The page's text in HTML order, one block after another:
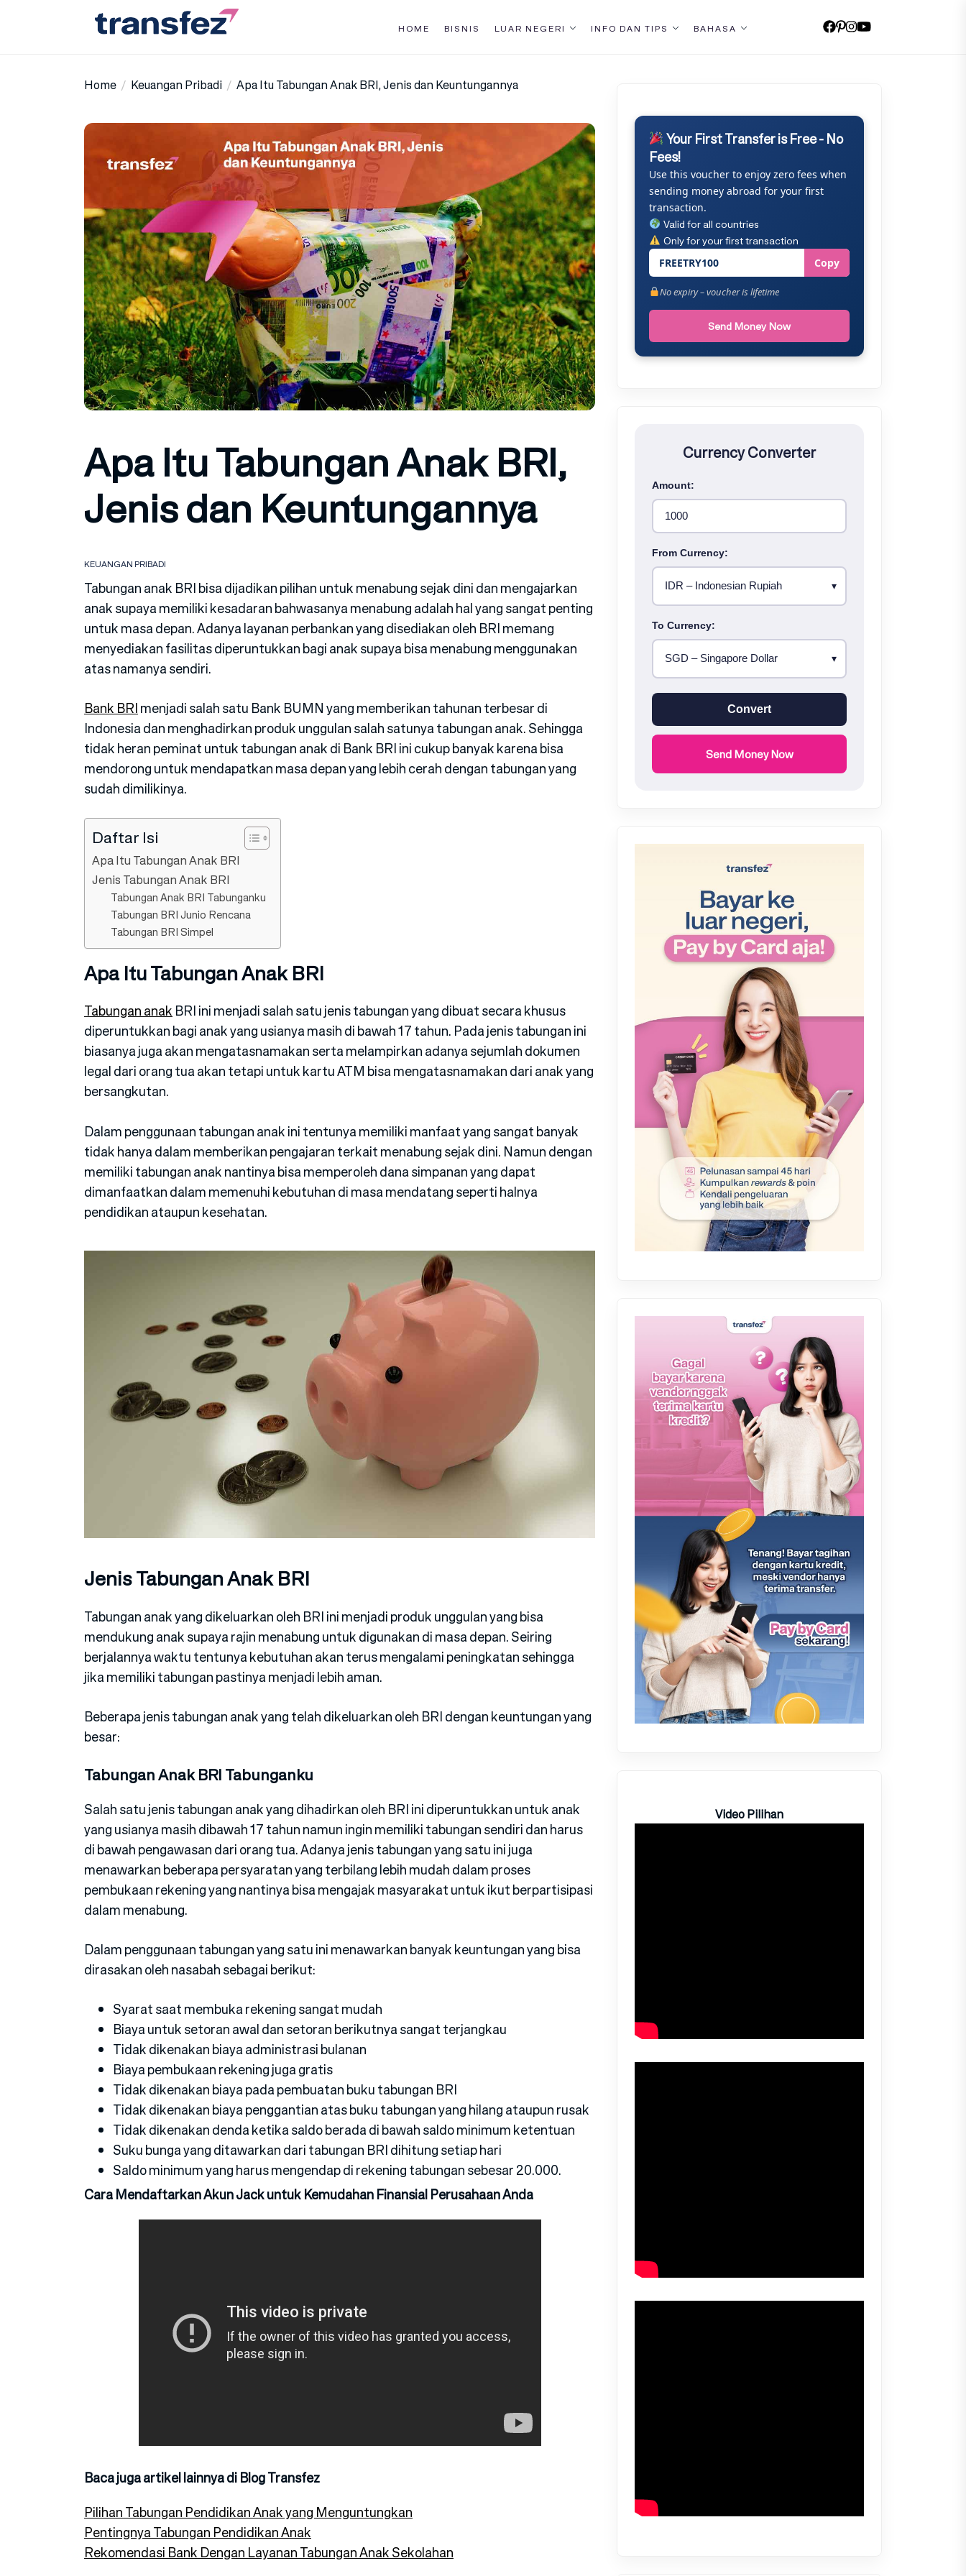
HOME BISNIS LUAR NEGERI INFO DAN TIPS BAHASA
Home Keuangan Pribadi Apa Itu Tabungan Anak BRI, Jenis dan Keuntungannya
Apa Itu Tabungan Anak BRI,
Jenis dan Keuntungannya
KEUANGAN PRIBADI
Tabungan anak BRI bisa dijadikan pilihan untuk menabung sejak dini dan mengajarkan
anak supaya memiliki kesadaran bahwasanya menabung adalah hal yang sangat penting
untuk masa depan. Adanya layanan perbankan yang disediakan oleh BRI memang
menyediakan fasilitas diperuntukkan bagi anak supaya bisa menabung menggunakan
atas namanya sendiri.
Bank BRImenjadi salah satu Bank BUMN yang memberikan tahunan terbesar di
Indonesia dan menghadirkan produk unggulan salah satunya tabungan anak. Sehingga
tidak heran peminat untuk tabungan anak di Bank BRI ini cukup banyak karena bisa
mendorong untuk mendapatkan masa depan yang lebih cerah dengan tabungan yang
sudah dimilikinya.
Daftar Isi
Apa Itu Tabungan Anak BRI
Jenis Tabungan Anak BRI
Tabungan Anak BRI Tabunganku
Tabungan BRI Junio Rencana
Tabungan BRI Simpel
Apa Itu Tabungan Anak BRI
Tabungan anak BRI ini menjadi salah satu jenis tabungan yang dibuat secara khusus
diperuntukkan bagi anak yang usianya masih di bawah 17 tahun. Pada jenis tabungan ini
biasanya juga akan mengatasnamakan serta melampirkan adanya sejumlah dokumen
legal dari orang tua akan tetapi untuk kartu ATM bisa mengatasnamakan dari anak yang
bersangkutan.
Dalam penggunaan tabungan anak ini tentunya memiliki manfaat yang sangat banyak
tidak hanya dalam memberikan pengajaran terkait menabung sejak dini. Namun dengan
memiliki tabungan anak nantinya bisa memperoleh dana simpanan yang dapat
dimanfaatkan dalam memenuhi kebutuhan di masa mendatang seperti halnya
pendidikan ataupun kesehatan.
Jenis Tabungan Anak BRI
Tabungan anak yang dikeluarkan oleh BRI ini menjadi produk unggulan yang bisa
mendukung anak supaya rajin menabung untuk digunakan di masa depan. Seiring
berjalannya waktu tentunya kebutuhan akan terus mengalami peningkatan sehingga
jika memiliki tabungan pastinya menjadi lebih aman.
Beberapa jenis tabungan anak yang telah dikeluarkan oleh BRI dengan keuntungan yang
besar:
Tabungan Anak BRI Tabunganku
Salah satu jenis tabungan anak yang dihadirkan oleh BRI ini diperuntukkan untuk anak
yang usianya masih dibawah 17 tahun namun ingin memiliki tabungan sendiri dan harus
di bawah pengawasan dari orang tua. Adanya jenis tabungan yang satu ini juga
menawarkan beberapa persyaratan yang terbilang lebih mudah dalam proses
pembukaan rekening yang nantinya bisa mengajak masyarakat untuk ikut berpartisipasi
dalam menabung.
Dalam penggunaan tabungan yang satu ini menawarkan banyak keuntungan yang bisa
dirasakan oleh nasabah sebagai berikut:
Syarat saat membuka rekening sangat mudah
Biaya untuk setoran awal dan setoran berikutnya sangat terjangkau
Tidak dikenakan biaya administrasi bulanan
Biaya pembukaan rekening juga gratis
Tidak dikenakan biaya pada pembuatan buku tabungan BRI
Tidak dikenakan biaya penggantian atas buku tabungan yang hilang ataupun rusak
Tidak dikenakan denda ketika saldo berada di bawah saldo minimum ketentuan
Suku bunga yang ditawarkan dari tabungan BRI dihitung setiap hari
Saldo minimum yang harus mengendap di rekening tabungan sebesar 20.000.
Cara Mendaftarkan Akun Jack untuk Kemudahan Finansial Perusahaan Anda
Baca juga artikel lainnya di Blog Transfez
Pilihan Tabungan Pendidikan Anak yang Menguntungkan
Pentingnya Tabungan Pendidikan Anak
Rekomendasi Bank Dengan Layanan Tabungan Anak Sekolahan
Your First Transfer is Free - No
Fees!
Use this voucher to enjoy zero fees when
sending money abroad for your first
transaction.
Valid for all countries
Only for your first transaction
FREETRY100 Copy
No expiry – voucher is lifetime
Send Money Now
Currency Converter
Amount:
From Currency:
To Currency:
Convert
Send Money Now
Video Pilihan